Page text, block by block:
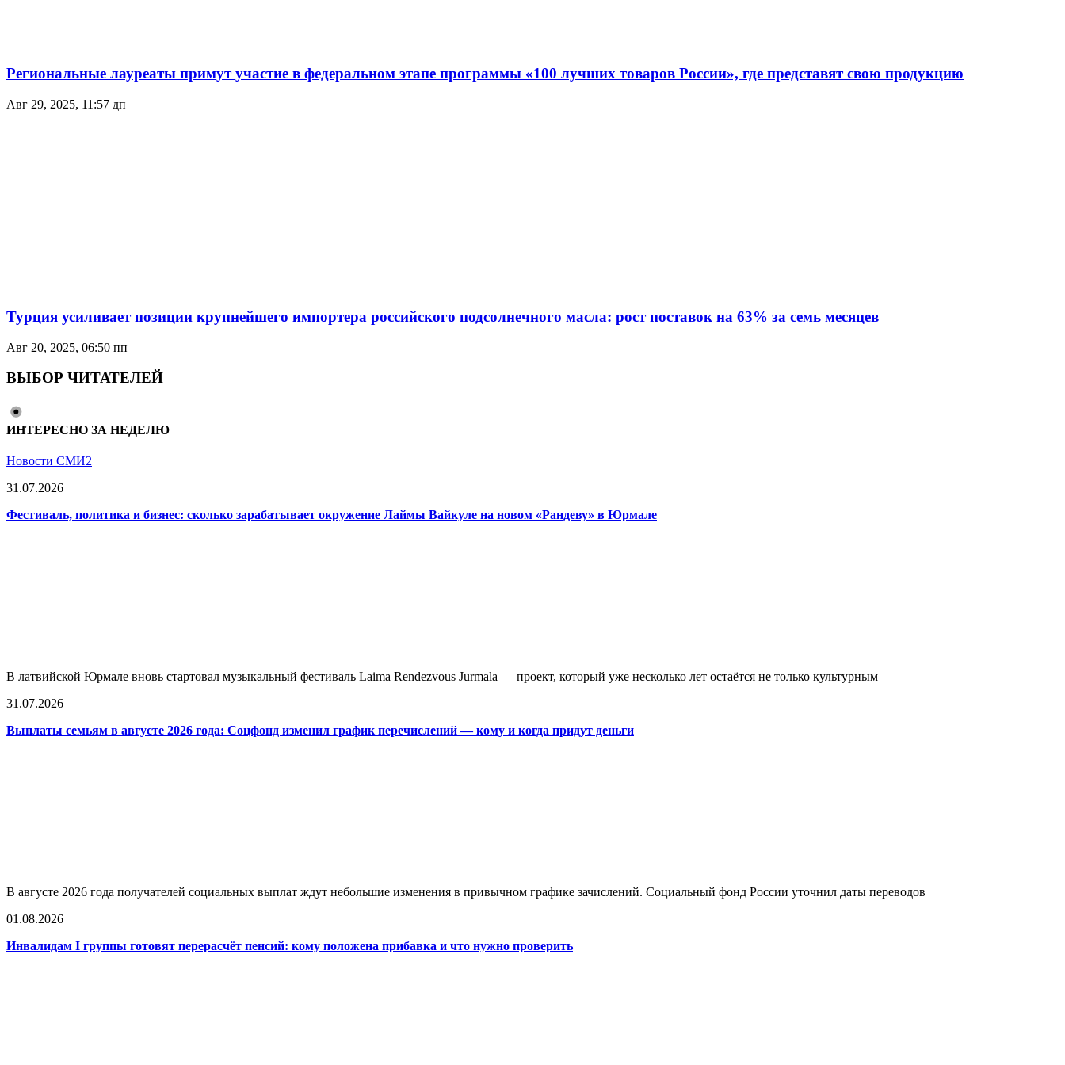
Региональные лауреаты примут участие в федеральном этапе программы «100 лучших товаров России», где представят свою продукцию
Авг 29, 2025, 11:57 дп
Турция усиливает позиции крупнейшего импортерa российского подсолнечного масла: рост поставок на 63% за семь месяцев
Авг 20, 2025, 06:50 пп
ВЫБОР ЧИТАТЕЛЕЙ
ИНТЕРЕСНО ЗА НЕДЕЛЮ
Новости СМИ2
31.07.2026
Фестиваль, политика и бизнес: сколько зарабатывает окружение Лаймы Вайкуле на новом «Рандеву» в Юрмале
В латвийской Юрмале вновь стартовал музыкальный фестиваль Laima Rendezvous Jurmala — проект, который уже несколько лет остаётся не только культурным
31.07.2026
Выплаты семьям в августе 2026 года: Соцфонд изменил график перечислений — кому и когда придут деньги
В августе 2026 года получателей социальных выплат ждут небольшие изменения в привычном графике зачислений. Социальный фонд России уточнил даты переводов
01.08.2026
Инвалидам I группы готовят перерасчёт пенсий: кому положена прибавка и что нужно проверить